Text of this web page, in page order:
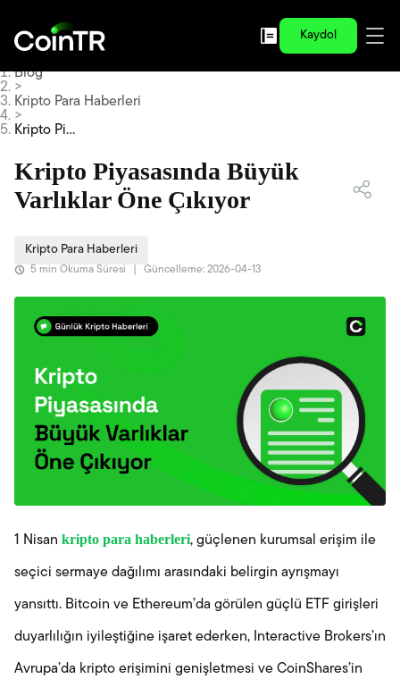
Kaydol
Blog
>
Kripto Para Haberleri
>
Kripto Piy
Büyük Var
lıklar Öne
Çıkıyor
Kripto Piyasasında Büyük
Varlıklar Öne Çıkıyor
Kripto Para Haberleri
5 min Okuma Süresi Güncelleme: 2026-04-13
1 Nisan kripto para haberleri, güçlenen kurumsal erişim ile
seçici sermaye dağılımı arasındaki belirgin ayrışmayı
yansıttı. Bitcoin ve Ethereum’da görülen güçlü ETF girişleri
duyarlılığın iyileştiğine işaret ederken, Interactive Brokers’ın
Avrupa’da kripto erişimini genişletmesi ve CoinShares’in